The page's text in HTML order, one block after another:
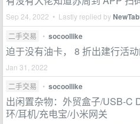
Sep 24, 2022 • Lastly replied by
二手交易 • socoollike
迫于没有油卡， 8 折出建行活
Jan 31, 2022
二手交易
• socoollike
出闲置杂物：外贸盒子/USB-C
环/耳机/充电宝/小米网关